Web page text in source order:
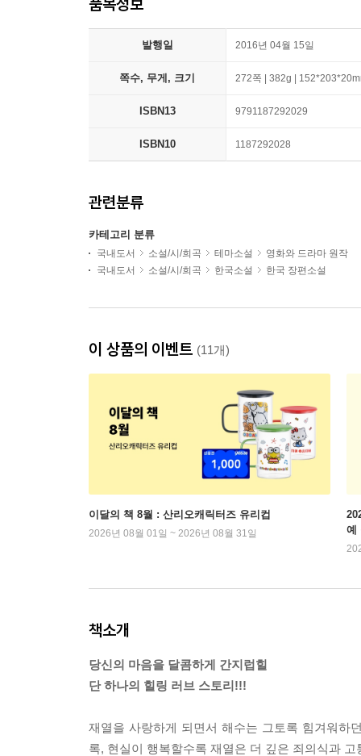
발행일 2016년 04월 15일
쪽수, 무게, 크기 272쪽 | 382g |
ISBN13 9791187292029
ISBN10 1187292028
관련분류
카테고리 분류
국내도서 소설/시/희곡 테마소설
영화와 드라마 원작
국내도서
소설/시/희곡 한국소설 한국 장편소설
이 상품의 이벤트 (11개)
이달의 책 8월 : 산리오캐릭터즈 유리컵
2026년 08월 01일 ~ 2026년 08월 31일
예
책소개
당신의 마음을 달콤하게 간지럽힐
단 하나의 힐링 러브 스토리!!!
재열을 사랑하게 되면서 해수는 그토록 힘겨워하
록, 현실이 행복할수록 재열은 더 깊은 죄의식과